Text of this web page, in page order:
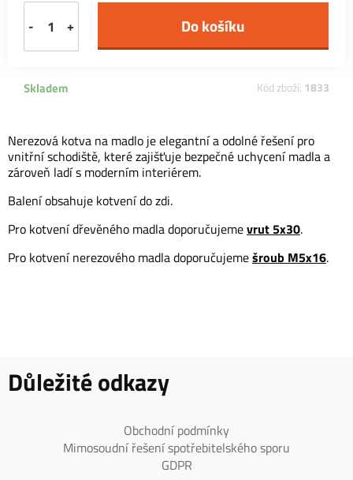
- +
Skladem Kód zboží: 1833
Nerezová kotva na madlo je elegantní a odolné řešení pro
vnitřní schodiště, které zajišťuje bezpečné uchycení madla a
zároveň ladí s moderním interiérem.
Balení obsahuje kotvení do zdi.
Pro kotvení dřevěného madla doporučujemevrut 5x30.
Pro kotvení nerezového madla doporučujemešroub M5x16.
Důležité odkazy
Obchodní podmínky
Mimosoudní řešení spotřebitelského sporu
GDPR